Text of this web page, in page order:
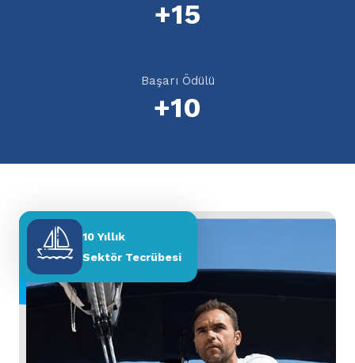
+15
Başarı Ödülü
+10
10 Yıllık
Sektör Tecrübesi